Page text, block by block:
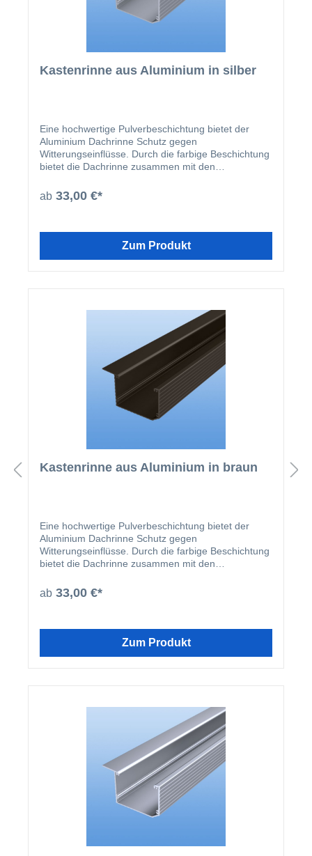
Kastenrinne aus Aluminium in silber
Eine hochwertige Pulverbeschichtung bietet der
Aluminium Dachrinne Schutz gegen
Witterungseinflüsse. Durch die farbige Beschichtung
bietet die Dachrinne zusammen mit den
homogenes Gesamtbild.
ab 33,00 €*
Zum Produkt
Kastenrinne aus Aluminium in braun
Eine hochwertige Pulverbeschichtung bietet der
Aluminium Dachrinne Schutz gegen
Witterungseinflüsse. Durch die farbige Beschichtung
bietet die Dachrinne zusammen mit den
homogenes Gesamtbild.
ab 33,00 €*
Zum Produkt